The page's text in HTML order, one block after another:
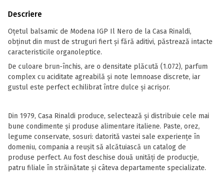
Descriere
Oțetul balsamic de Modena IGP Il Nero de la Casa Rinaldi,
obținut din must de struguri fiert și fără aditivi, păstrează intacte
caracteristicile organoleptice.
De culoare brun-închis, are o densitate plăcută (1.072), parfum
complex cu aciditate agreabilă și note lemnoase discrete, iar
gustul este perfect echilibrat între dulce și acrișor.
Din 1979, Casa Rinaldi produce, selectează și distribuie cele mai
bune condimente și produse alimentare italiene. Paste, orez,
legume conservate, sosuri: datorită vastei sale experiențe în
domeniu, compania a reușit să alcătuiască un catalog de
produse perfect. Au fost deschise două unități de producție,
patru filiale în străinătate și câteva departamente specializate.